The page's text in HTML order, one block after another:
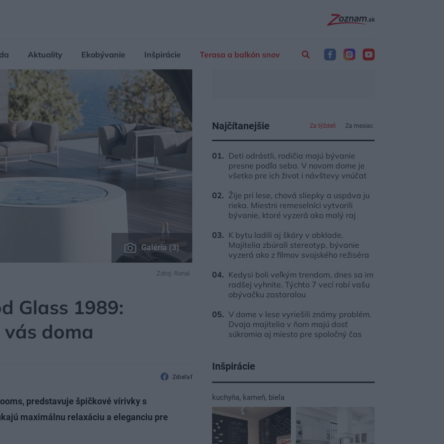
Aktuality Ekobývanie Inšpirácie Terasa a balkón snov
Galéria (3)
Zdroj: Ronal
Glass 1989:
doma
Zdieľať
predstavuje špičkové vírivky s
maximálnu relaxáciu a eleganciu pre
Najčítanejšie Za týždeň Za mesiac
Deti odrástli, rodičia majú bývanie
presne podľa seba. V novom dome je
všetko pre ich život i návštevy vnúčat
Žije pri lese, chová sliepky a uspáva ju
rieka. Miestni remeselníci vytvorili
bývanie, ktoré vyzerá ako malý raj
K bytu ladili aj škáry v obklade.
Majitelia zbúrali stereotyp, bývanie
vyzerá ako z filmov svojského režiséra
Kedysi boli veľkým trendom, dnes sa im
radšej vyhnite. Týchto 7 vecí robí vašu
obývačku zastaralou
V dome v lese vyriešili známy problém.
Dvaja majitelia v ňom majú dosť
súkromia aj miesto pre spoločný čas
Inšpirácie
kuchyňa, kameň, biela